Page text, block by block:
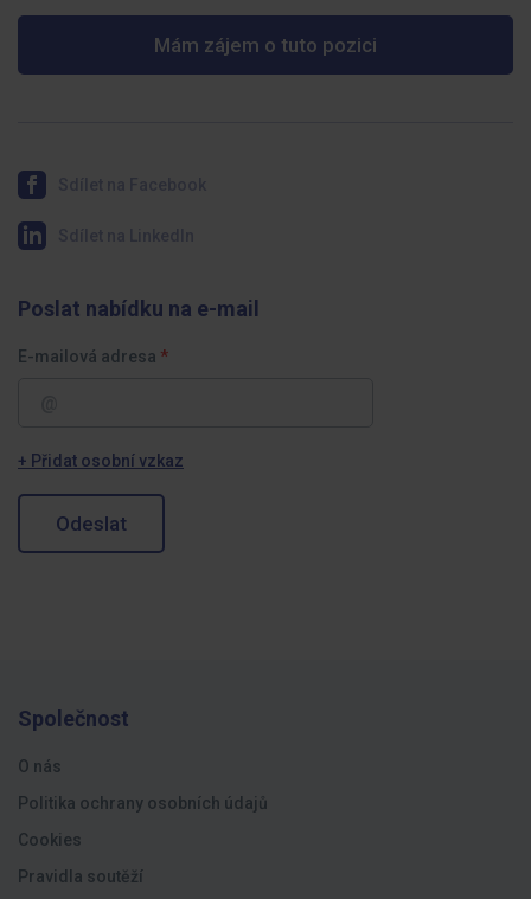
Mám zájem o tuto pozici
Poslat nabídku na e-mail
E-mailová adresa
+ Přidat osobní vzkaz
Odeslat
Společnost
O nás
Politika ochrany osobních údajů
Cookies
Pravidla soutěží